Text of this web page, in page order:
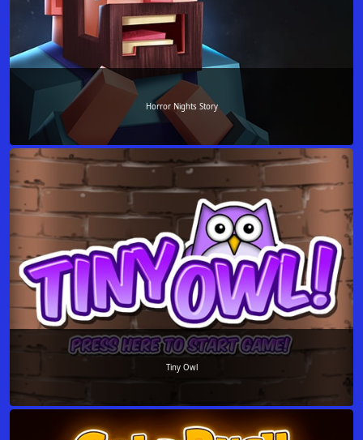
Horror Nights Story
Tiny Owl